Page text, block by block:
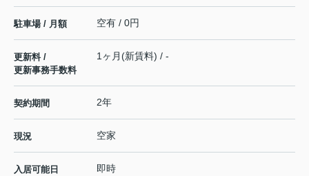
駐車場 / 月額 空有 / 0円
更新料 /
更新事務手数料
1ヶ月(新賃料) / -
契約期間 2年
現況 空家
入居可能日 即時